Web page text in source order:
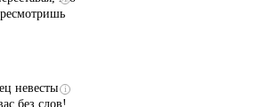
без слов!
10 раз